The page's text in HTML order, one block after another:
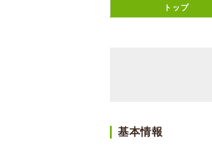
トップ
基本情報